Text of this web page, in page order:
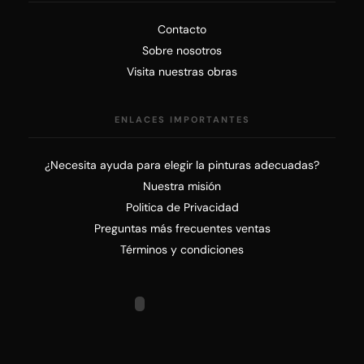
Contacto
Sobre nosotros
Visita nuestras obras
ENLACES IMPORTANTES
¿Necesita ayuda para elegir la pinturas adecuadas?
Nuestra misión
Politica de Privacidad
Preguntas más frecuentes ventas
Términos y condiciones